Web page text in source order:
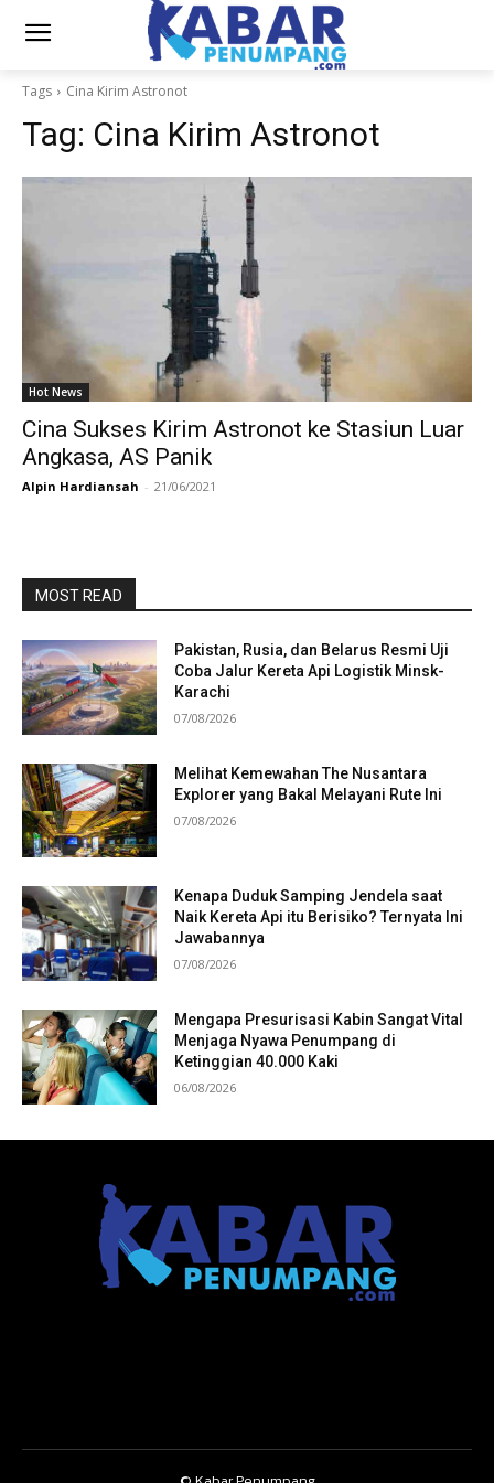
Tags Cina Kirim Astronot
Tag: Cina Kirim Astronot
Hot News
Cina Sukses Kirim Astronot ke Stasiun Luar
Angkasa, AS Panik
Alpin Hardiansah - 21/06/2021
MOST READ
Pakistan, Rusia, dan Belarus Resmi Uji
Coba Jalur Kereta Api Logistik Minsk-
Karachi
07/08/2026
Melihat Kemewahan The Nusantara
Explorer yang Bakal Melayani Rute Ini
07/08/2026
Kenapa Duduk Samping Jendela saat
Naik Kereta Api itu Berisiko? Ternyata Ini
Jawabannya
07/08/2026
Mengapa Presurisasi Kabin Sangat Vital
Menjaga Nyawa Penumpang di
Ketinggian 40.000 Kaki
06/08/2026